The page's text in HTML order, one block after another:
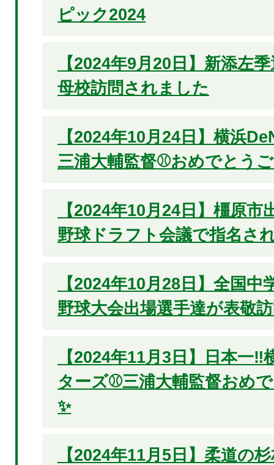
ピック2024
【2024年9月20日】新添左
母校訪問されました
【2024年10月24日】横浜
三浦大輔監督⚾おめでとう
【2024年10月24日】橿原
野球ドラフト会議で指名さ
【2024年10月28日】全国中
野球大会出場選手達が表敬
【2024年11月3日】日本一
ターズ⚾三浦大輔監督おめ
✨
【2024年11月5日】柔道の